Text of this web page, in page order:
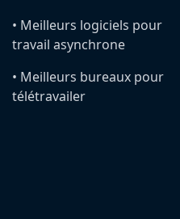
•️ Meilleurs logiciels pour
travail asynchrone
•️ Meilleurs bureaux pour
télétravailer